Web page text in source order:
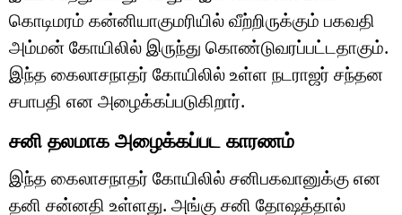
கொடிமரம் கன்னியாகுமரியில் வீற்றிருக்கும் பகவதி
அம்மன் கோயிலில் இருந்து கொண்டுவரப்பட்டதாகும்.
இந்த கைலாசநாதர் கோயிலில் உள்ள நடராஜர் சந்தன
சபாபதி என அழைக்கப்படுகிறார்.
சனி தலமாக அழைக்கப்பட காரணம்
இந்த கைலாசநாதர் கோயிலில் சனிபகவானுக்கு என
தனி சன்னதி உள்ளது. அங்கு சனி தோஷத்தால்